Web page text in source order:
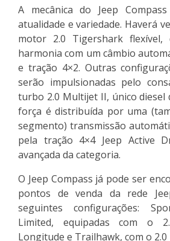
A mecânica do Jeep
atualidade e variedade. Haverá
motor 2.0 Tigershark flexível,
harmonia com um câmbio
e tração 4×2. Outras
serão impulsionadas pelo
turbo 2.0 Multijet II, único diesel
força é distribuída por uma
segmento) transmissão
pela tração 4×4 Jeep Active
avançada da categoria.
O Jeep Compass já pode ser
pontos de venda da rede
seguintes configurações:
Limited, equipadas com o
Longitude e Trailhawk, com o